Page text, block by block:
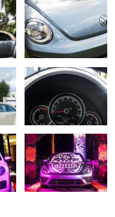
G 120 je
0